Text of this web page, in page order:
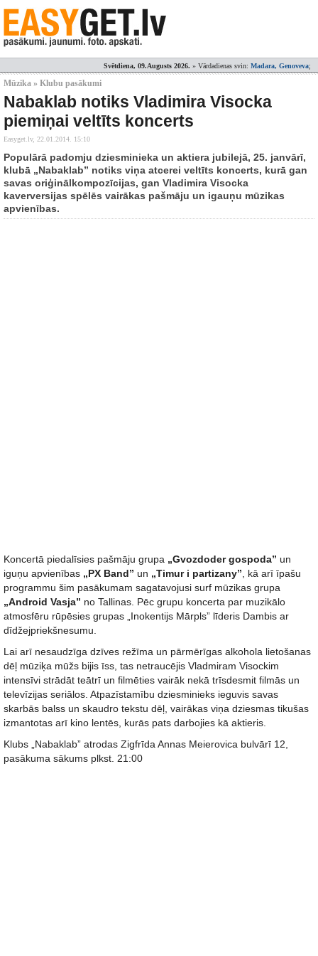
Svētdiena, 09.Augusts 2026. » Vārdadienas svin: Madara, Genoveva;
Mūzika » Klubu pasākumi
Nabaklab notiks Vladimira Visocka
piemiņai veltīts koncerts
Easyget.lv, 22.01.2014. 15:10
Populārā padomju dziesminieka un aktiera jubilejā, 25. janvārī,
klubā „Nabaklab” notiks viņa atcerei veltīts koncerts, kurā gan
savas oriģinālkompozīcijas, gan Vladimira Visocka
kaverversijas spēlēs vairākas pašmāju un igauņu mūzikas
apvienības.
Koncertā piedalīsies pašmāju grupa „Gvozdoder gospoda” un
iguņu apvienības „PX Band” un „Timur i partizany” , kā arī īpašu
programmu šim pasākumam sagatavojusi surf mūzikas grupa
„Android Vasja” no Tallinas. Pēc grupu koncerta par muzikālo
atmosfēru rūpēsies grupas „Inokentijs Mārpls” līderis Dambis ar
dīdžejpriekšnesumu.
Lai arī nesaudzīga dzīves režīma un pārmērīgas alkohola lietošanas
dēļ mūziķa mūžs bijis īss, tas netraucējis Vladmiram Visockim
intensīvi strādāt teātrī un filmēties vairāk nekā trīsdesmit filmās un
televīzijas seriālos. Atpazīstamību dziesminieks ieguvis savas
skarbās balss un skaudro tekstu dēļ, vairākas viņa dziesmas tikušas
izmantotas arī kino lentēs, kurās pats darbojies kā aktieris.
Klubs „Nabaklab” atrodas Zigfrīda Annas Meierovica bulvārī 12,
pasākuma sākums plkst. 21:00